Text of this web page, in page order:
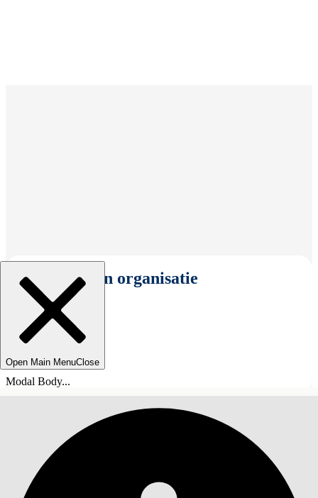
Selecteer een organisatie
Open Main MenuClose
Modal Body...